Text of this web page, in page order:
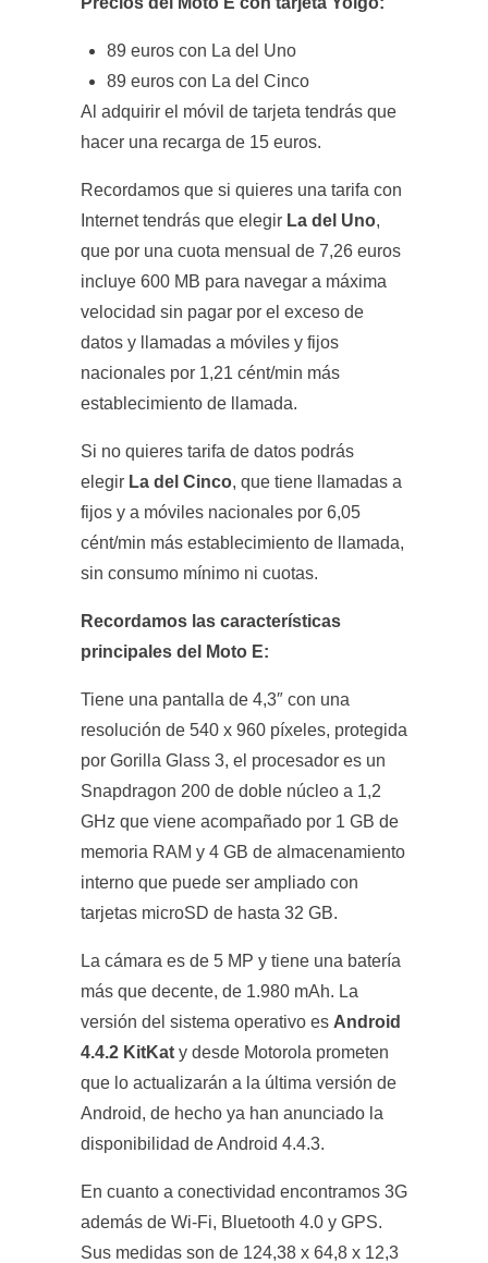
89 euros con La del Uno
89 euros con La del Cinco
Al adquirir el móvil de tarjeta tendrás que
hacer una recarga de 15 euros.
Recordamos que si quieres una tarifa con
Internet tendrás que elegir La del Uno,
que por una cuota mensual de 7,26 euros
incluye 600 MB para navegar a máxima
velocidad sin pagar por el exceso de
datos y llamadas a móviles y fijos
nacionales por 1,21 cént/min más
establecimiento de llamada.
Si no quieres tarifa de datos podrás
elegir La del Cinco, que tiene llamadas a
fijos y a móviles nacionales por 6,05
cént/min más establecimiento de llamada,
sin consumo mínimo ni cuotas.
Recordamos las características
principales del Moto E:
Tiene una pantalla de 4,3″ con una
resolución de 540 x 960 píxeles, protegida
por Gorilla Glass 3, el procesador es un
Snapdragon 200 de doble núcleo a 1,2
GHz que viene acompañado por 1 GB de
memoria RAM y 4 GB de almacenamiento
interno que puede ser ampliado con
tarjetas microSD de hasta 32 GB.
La cámara es de 5 MP y tiene una batería
más que decente, de 1.980 mAh. La
versión del sistema operativo es Android
4.4.2 KitKat y desde Motorola prometen
que lo actualizarán a la última versión de
Android, de hecho ya han anunciado la
disponibilidad de Android 4.4.3.
En cuanto a conectividad encontramos 3G
además de Wi-Fi, Bluetooth 4.0 y GPS.
Sus medidas son de 124,38 x 64,8 x 12,3